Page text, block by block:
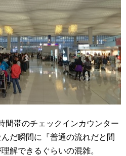
間帯のチェックインカウンター
だ瞬間に『普通の流れだと間
解できるぐらいの混雑。